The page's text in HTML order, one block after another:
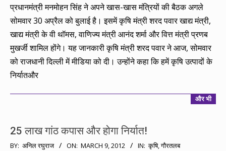
प्रधानमंत्री मनमोहन सिंह ने अपने खास-खास मंत्रियों की बैठक अगले
सोमवार 30 अप्रैल को बुलाई है। इसमें कृषि मंत्री शरद पवार खाद्य मंत्री,
खाद्य मंत्री के वी थॉमस, वाणिज्य मंत्री आनंद शर्मा और वित्त मंत्री प्रणब
मुखर्जी शामिल होंगे। यह जानकारी कृषि मंत्री शरद पवार ने आज, सोमवार
को राजधानी दिल्ली में मीडिया को दी। उन्होंने कहा कि हमें कृषि उत्पादों के
निर्यातऔर
और भी
25 लाख गांठ कपास और होगा निर्यात!
2012-
BY: अनिल रघुराज ON: MARCH 9, 2012 IN: कृषि,गौरतलब